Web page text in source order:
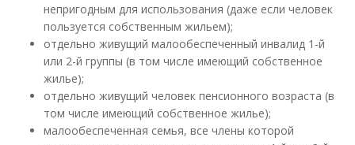
непригодным для использования (даже если человек
пользуется собственным жильем);
отдельно живущий малообеспеченный инвалид 1-й
или 2-й группы (в том числе имеющий собственное
жилье);
отдельно живущий человек пенсионного возраста (в
том числе имеющий собственное жилье);
малообеспеченная семья, все члены которой